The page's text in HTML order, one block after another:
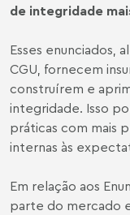
de integridade
Esses enunciados,
CGU, fornecem
construírem e
integridade. Isso
práticas com mais
internas às
Em relação aos
parte do mercado